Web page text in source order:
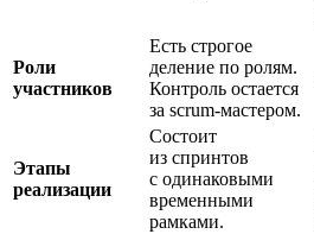
Роли
участников
Есть строгое
деление по ролям.
Контроль остается
за scrum-мастером.
Этапы
реализации
Состоит
из спринтов
с одинаковыми
временными
рамками.